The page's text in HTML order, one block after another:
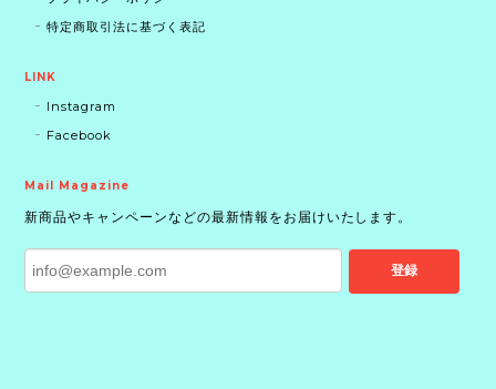
特定商取引法に基づく表記
LINK
Instagram
Facebook
Mail Magazine
新商品やキャンペーンなどの最新情報をお届けいたします。
登録